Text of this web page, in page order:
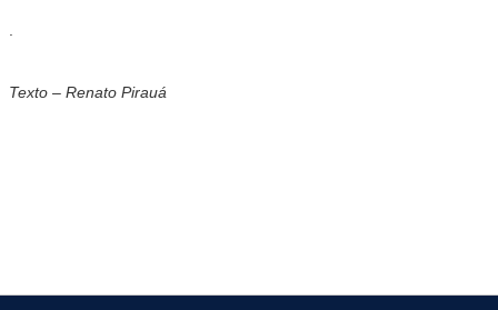
Texto – Renato Pirauá